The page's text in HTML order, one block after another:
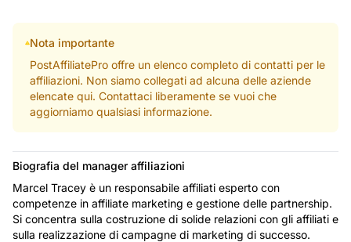
Nota importante
PostAffiliatePro offre un elenco completo di contatti per le
affiliazioni. Non siamo collegati ad alcuna delle aziende
elencate qui. Contattaci liberamente se vuoi che
aggiorniamo qualsiasi informazione.
Biografia del manager affiliazioni
Marcel Tracey è un responsabile affiliati esperto con
competenze in affiliate marketing e gestione delle partnership.
Si concentra sulla costruzione di solide relazioni con gli affiliati e
sulla realizzazione di campagne di marketing di successo.